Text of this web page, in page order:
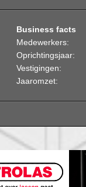
Business facts
Medewerkers:
Oprichtingsjaar:
Vestigingen:
Jaaromzet: